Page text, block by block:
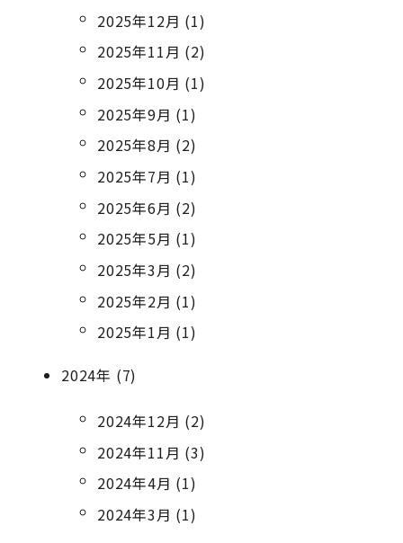
2025年12月 (1)
2025年11月 (2)
2025年10月 (1)
2025年9月 (1)
2025年8月 (2)
2025年7月 (1)
2025年6月 (2)
2025年5月 (1)
2025年3月 (2)
2025年2月 (1)
2025年1月 (1)
2024年 (7)
2024年12月 (2)
2024年11月 (3)
2024年4月 (1)
2024年3月 (1)